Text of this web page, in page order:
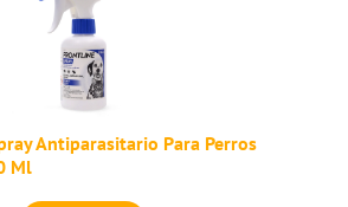
Antiparasitario Para Perros
Ml